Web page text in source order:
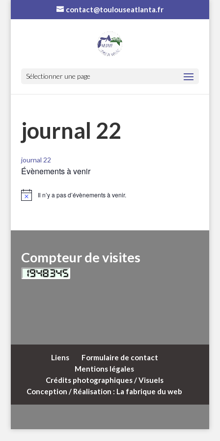
contact@toulouseatlanta.fr
Sélectionner une page
journal 22
journal 22
Évènements à venir
Notice Il n’y a pas d’évènements à venir.
Compteur de visites
Liens
Formulaire de contact
Mentions légales
Crédits photographiques / Visuels
Conception / Réalisation : La fabrique du web